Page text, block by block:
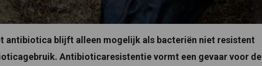
antibiotica blijft alleen mogelijk als bacteriën niet resistent
Antibioticaresistentie vormt een gevaar voor de